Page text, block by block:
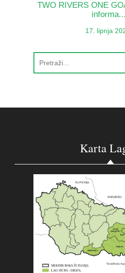
TWO RIVERS ONE
informa...
17. lipnja
Karta